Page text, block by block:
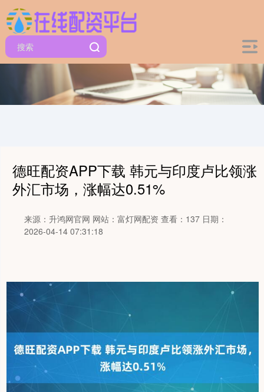
德旺配资APP下载 韩元与印度卢比领涨
外汇市场，涨幅达0.51%
来源：升鸿网官网 网站：富灯网配资 查看：137 日期：
2026-04-14 07:31:18